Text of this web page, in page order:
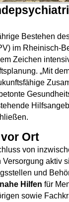
Bestehen
im Rheinisch-
Zeichen
„Mit
Ort
von
aktiv
und
Hilfen für
sowie